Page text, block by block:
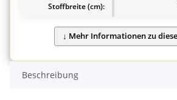
Stoffbreite (cm):
Beschreibung